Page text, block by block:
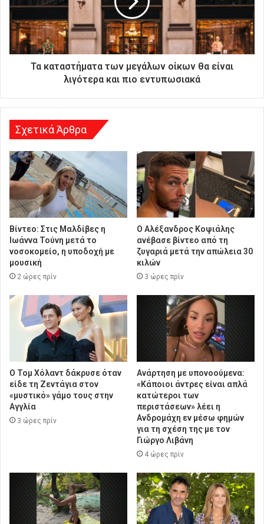
ς
δ
ε
ν
Τα καταστήματα των μεγάλων οίκων θα είναι
λιγότερα και πιο εντυπωσιακά
Σχετικά Άρθρα
Βίντεο: Στις Μαλδίβες η
Ιωάννα Τούνη μετά το
νοσοκομείο, η υποδοχή με
μουσική
2 ώρες πρίν
Ο Αλέξανδρος Κοψιάλης
ανέβασε βίντεο από τη
ζυγαριά μετά την απώλεια 30
κιλών
3 ώρες πρίν
Ο Τομ Χόλαντ δάκρυσε όταν
είδε τη Ζεντάγια στον
«μυστικό» γάμο τους στην
Αγγλία
3 ώρες πρίν
Ανάρτηση με υπονοούμενα:
«Κάποιοι άντρες είναι απλά
κατώτεροι των
περιστάσεων» λέει η
Ανδρομάχη εν μέσω φημών
για τη σχέση της με τον
Γιώργο Λιβάνη
4 ώρες πρίν